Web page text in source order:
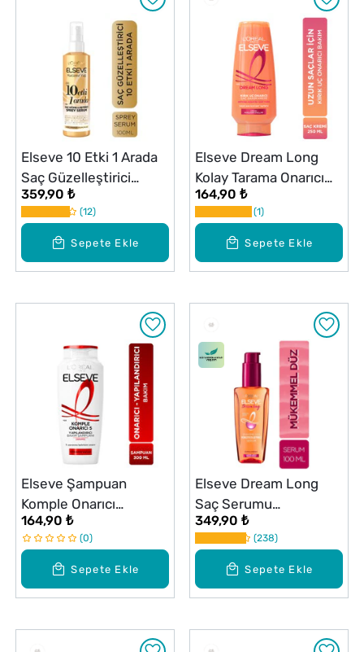
Sepete Ekle
Elseve 10 Etki 1 Arada
Saç Güzelleştirici
Sprey Serum 150 ml
359,90 ₺
12
Sepete Ekle
Elseve Dream Long
Kolay Tarama Onarıcı
Saç Bakım Kremi 250
ml
164,90 ₺
1
Sepete Ekle
Elseve Şampuan
Komple Onarıcı
Yapılandırıcı 300 ml
164,90 ₺
0
Sepete Ekle
Elseve Dream Long
Saç Serumu
Pürüzsüzleştirici 100
ml
349,90 ₺
238